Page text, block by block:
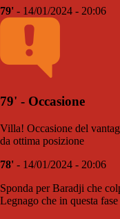
79' - 14/01/2024 - 20:06
79' - Occasione
Villa! Occasione del
da ottima posizione
78' - 14/01/2024 - 20:06
Sponda per Baradji che
Legnago che in questa